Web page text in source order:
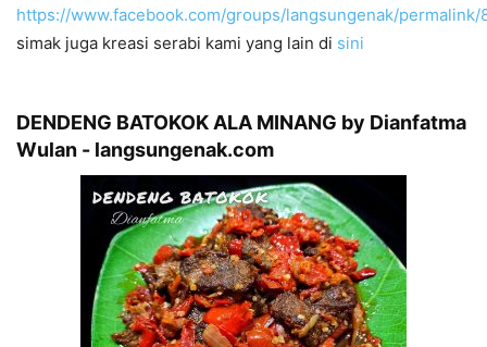
https://www.facebook.com/groups/langsungenak/permalink/
simak juga kreasi serabi kami yang lain di sini
DENDENG BATOKOK ALA MINANG by Dianfatma
Wulan - langsungenak.com